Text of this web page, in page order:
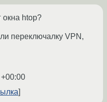
окна htop?
переключалку VPN,